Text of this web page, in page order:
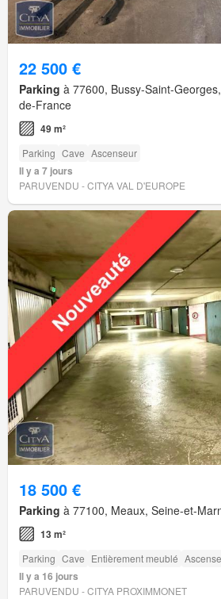
22 500 €
Parking à 77600, Bussy-Saint-
de-France
49 m²
Parking Cave Ascenseur
Il y a 7 jours
PARUVENDU - CITYA VAL D'EUROPE
18 500 €
Parking à 77100, Meaux, Seine-et-
13 m²
Parking Cave Entièrement meublé
Il y a 16 jours
PARUVENDU - CITYA PROXIMMONET